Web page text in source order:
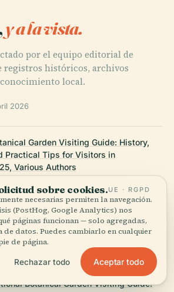
y a la vista.
por el equipo editorial de
registros históricos, archivos
local.
2026
Garden Visiting Guide: History,
Practical Tips for Visitors in
Various Authors
China Botanical Garden: Hours,
and Travel Tips for Guangzhou’s
2025, Various Authors
Botanical Garden Visiting Guide:
sobre cookies.UE · RGPD
necesarias permiten la navegación.
(PostHog, Google Analytics) nos
páginas funcionan — solo agregadas,
de datos. Puedes cambiarlo en cualquier
de página.
Rechazar todo Aceptar todo